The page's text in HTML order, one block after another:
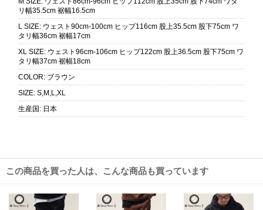
リ幅35.5cm 裾幅16.5cm
L SIZE: ウェスト90cm-100cm ヒップ116cm 股上35.5cm 股下75cm ワ
タリ幅36cm 裾幅17cm
XL SIZE: ウェスト96cm-106cm ヒップ122cm 股上36.5cm 股下75cm ワ
タリ幅37cm 裾幅18cm
COLOR: ブラウン
SIZE: S,M,L,XL
生産国 : 日本
この商品を買った人は、こんな商品も買っています